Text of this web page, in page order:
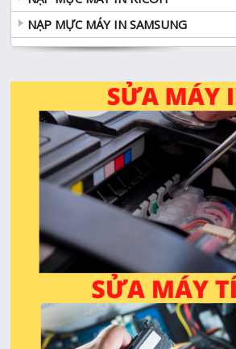
NẠP MỰC MÁY IN SAMSUNG